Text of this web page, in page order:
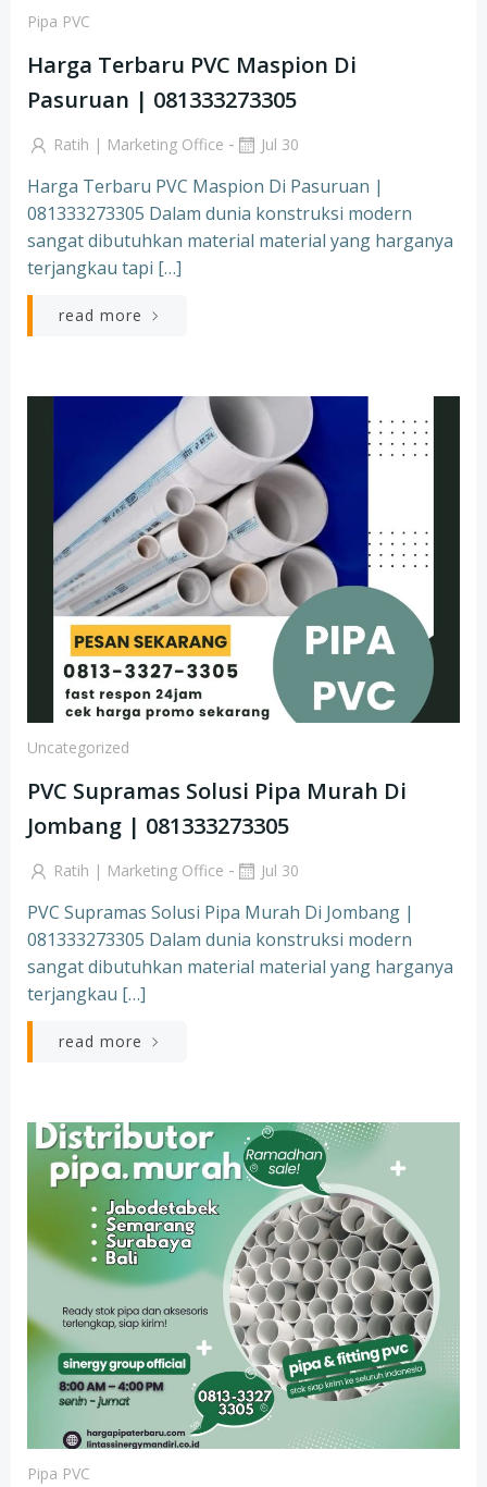
Pipa PVC
Harga Terbaru PVC Maspion Di
Pasuruan | 081333273305
Ratih | Marketing Office - Jul 30
Harga Terbaru PVC Maspion Di Pasuruan |
081333273305 Dalam dunia konstruksi modern
sangat dibutuhkan material material yang harganya
terjangkau tapi […]
read more
Uncategorized
PVC Supramas Solusi Pipa Murah Di
Jombang | 081333273305
Ratih | Marketing Office - Jul 30
PVC Supramas Solusi Pipa Murah Di Jombang |
081333273305 Dalam dunia konstruksi modern
sangat dibutuhkan material material yang harganya
terjangkau […]
read more
Pipa PVC